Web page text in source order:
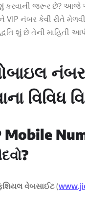
કરવાની જરૂર છે? આજે
VIP નંબર કેવી રીતે
શું છે તેની માહિતી
નંબર
વિવિધ
Mobile
વેબસાઈટ(